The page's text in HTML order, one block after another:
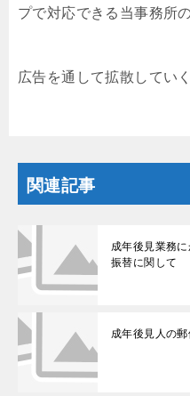
プで対応できる当事務所
広告を通して拡散してい
関連記事
成年後見業務
振替に関して
成年後見人の